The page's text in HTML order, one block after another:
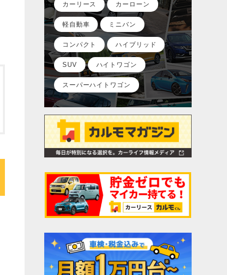
カーリース カーローン
軽自動車 ミニバン
コンパクト ハイブリッド
SUV ハイトワゴン
スーパーハイトワゴン